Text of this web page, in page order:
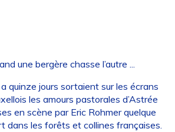
une bergère chasse l’autre ...
a quinze jours sortaient sur les écrans
les amours pastorales d’Astrée
en scène par Eric Rohmer quelque
dans les forêts et collines françaises.